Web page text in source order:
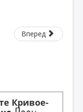
Вперед
Кривое-